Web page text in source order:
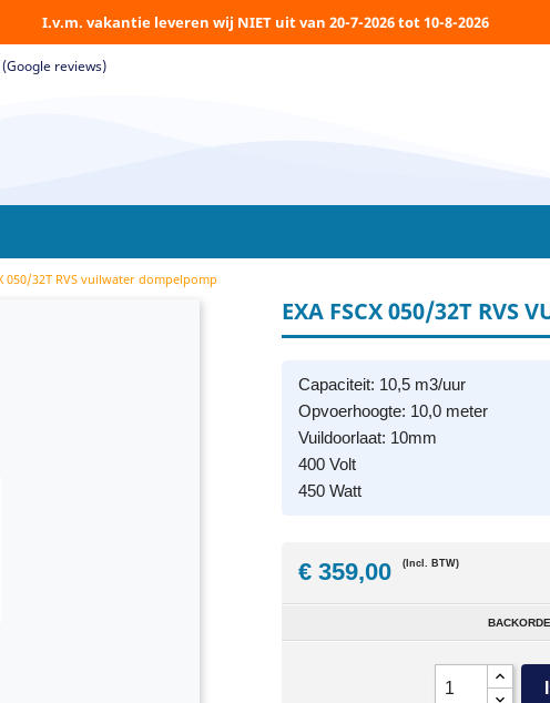
I.v.m. vakantie leveren wij NIET uit van 20-7-2026 tot 10-8-2026
reviews)
050/32T RVS vuilwater dompelpomp
EXA FSCX 050/32T RVS
Capaciteit: 10,5 m3/uur
Opvoerhoogte: 10,0 meter
Vuildoorlaat: 10mm
400 Volt
450 Watt
€ 359,00 (Incl. BTW)